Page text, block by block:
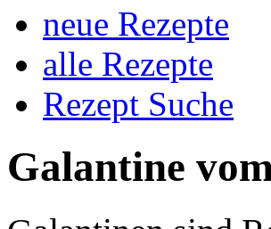
neue Rezepte
alle Rezepte
Rezept Suche
Galantine